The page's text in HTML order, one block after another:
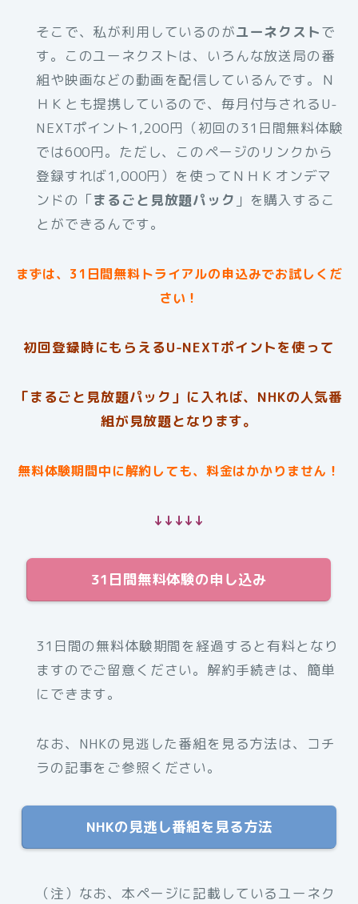
そこで、私が利用しているのがユーネクストで
す。このユーネクストは、いろんな放送局の番
組や映画などの動画を配信しているんです。Ｎ
ＨＫとも提携しているので、毎月付与されるU-
NEXTポイント1,200円（初回の31日間無料体験
では600円。ただし、このページのリンクから
登録すれば1,000円）を使ってＮＨＫオンデマ
ンドの「まるごと見放題パック 」を購入するこ
とができるんです。
まずは、31日間無料トライアルの申込みでお試しくだ
さい！
初回登録時にもらえるU-NEXTポイントを使って
「まるごと見放題パック」に入れば、NHKの人気番
組が見放題となります。
無料体験期間中に解約しても、料金はかかりません！
↓↓↓↓↓
31日間無料体験の申し込み
31日間の無料体験期間を経過すると有料となり
ますのでご留意ください。解約手続きは、簡単
にできます。
なお、NHKの見逃した番組を見る方法は、コチ
ラの記事をご参照ください。
NHKの見逃し番組を見る方法
（注）なお、本ページに記載しているユーネク